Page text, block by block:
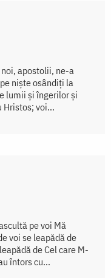
apostolii, ne-a
niște osândiți la
lumii și îngerilor și
Hristos; voi...
pe voi Mă
voi se leapădă de
de Cel care M-
întors cu...